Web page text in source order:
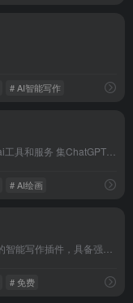
# AI智能写作
# AI绘画
# 免费